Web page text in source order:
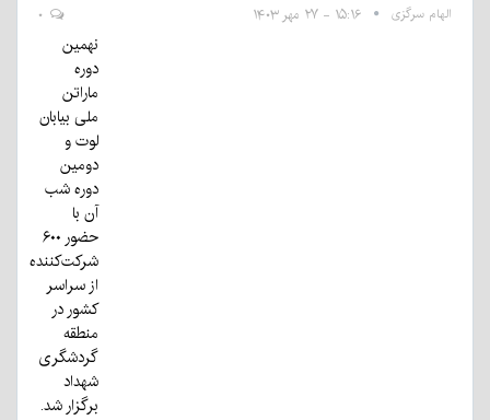
الهام سرگزی ۱۵:۱۶ - ۲۷ مهر ۱۴۰۳
نهمین
دوره
ماراتن
ملی بیابان
لوت و
دومین
دوره شب
آن با
حضور ۶۰۰
شرکت‌کننده
از سراسر
کشور در
منطقه
گردشگری
شهداد
برگزار شد.